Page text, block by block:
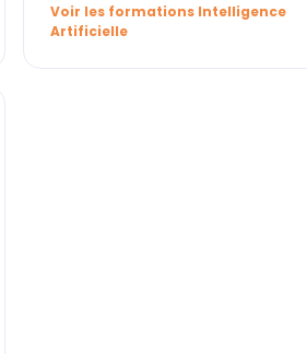
Voir les formations Intelligence
Artificielle